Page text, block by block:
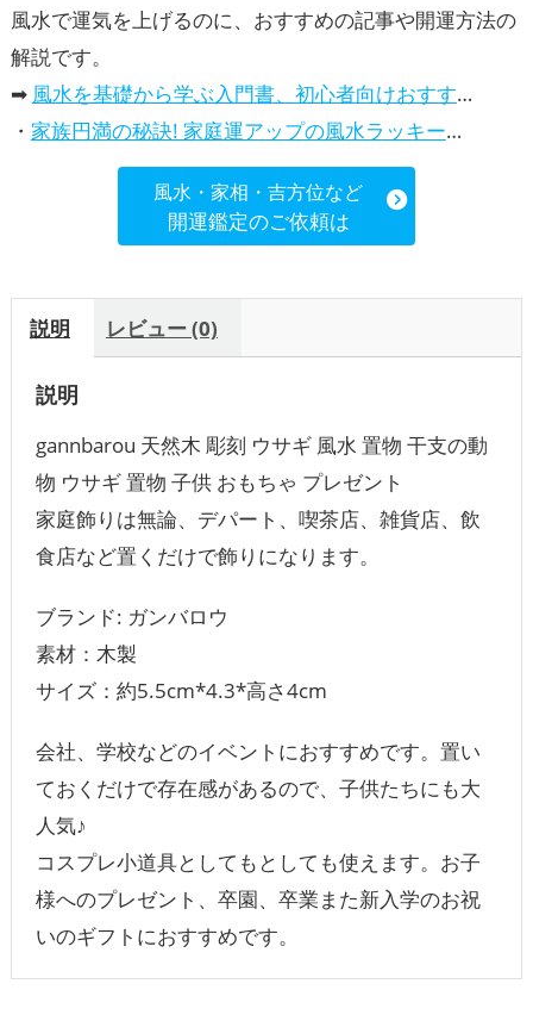
風水で運気を上げるのに、おすすめの記事や開運方法の
解説です。
➡ 風水を基礎から学ぶ入門書、初心者向けおすすめ本
・ 家族円満の秘訣! 家庭運アップの風水ラッキーカラー5選、効果解説
風水・家相・吉方位など
開運鑑定のご依頼は
説明 レビュー (0)
説明
gannbarou 天然木 彫刻 ウサギ 風水 置物 干支の動
物 ウサギ 置物 子供 おもちゃ プレゼント
家庭飾りは無論、デパート、喫茶店、雑貨店、飲
食店など置くだけで飾りになります。
ブランド: ガンバロウ
素材：木製
サイズ：約5.5cm*4.3*高さ4cm
会社、学校などのイベントにおすすめです。置い
ておくだけで存在感があるので、子供たちにも大
人気♪
コスプレ小道具としてもとしても使えます。お子
様へのプレゼント、卒園、卒業また新入学のお祝
いのギフトにおすすめです。